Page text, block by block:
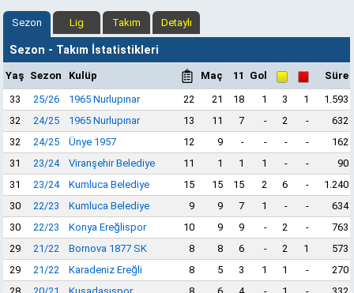
Sezon Lig Takım Detaylı
Sezon - Takım İstatistikleri
Yaş Sezon Kulüp Maç 11 Gol
Süre
33
25/26 1965 Nurlupınar 22 21 18 1 3 1
1.593
32
24/25 1965 Nurlupınar 13 11 7 - 2 -
632
32
24/25 Ünye 1957 12 9 - - - -
162
31
23/24 Viranşehir Belediye 11 1 1 1 - -
90
31
23/24 Kumluca Belediye 15 15 15 2 6 -
1.240
30
22/23 Kumluca Belediye 9 9 7 1 - -
634
30
22/23 Konya Ereğlispor 10 9 9 - 2 -
763
29
21/22 Bornova 1877 SK 8 8 6 - 2 1
573
29
21/22 Karadeniz Ereğli 8 5 3 1 1 -
270